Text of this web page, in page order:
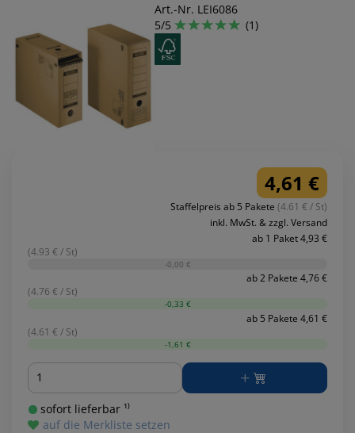
Art.-Nr. LEI6086
5/5
(1)
4,61 €
Staffelpreis ab 5 Pakete (4.61 € / St)
inkl. MwSt. & zzgl. Versand
ab 1 Paket 4,93 €
(4.93 € / St)
-0,00 €
ab 2 Pakete 4,76 €
(4.76 € / St)
-0,33 €
ab 5 Pakete 4,61 €
(4.61 € / St)
-1,61 €
Menge
sofort lieferbar ¹⁾
auf die Merkliste setzen